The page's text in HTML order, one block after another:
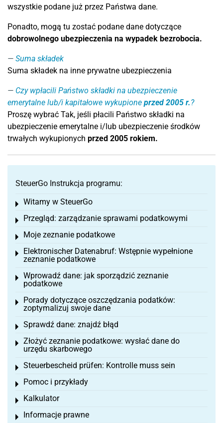
wszystkie podane już przez Państwa dane.
Ponadto, mogą tu zostać podane dane dotyczące
dobrowolnego ubezpieczenia na wypadek bezrobocia.
Suma składek
Suma składek na inne prywatne ubezpieczenia
Czy wpłacili Państwo składki na ubezpieczenie
emerytalne lub/i kapitałowe wykupione przed 2005 r.?
Proszę wybrać Tak, jeśli płacili Państwo składki na
ubezpieczenie emerytalne i/lub ubezpieczenie środków
trwałych wykupionych przed 2005 rokiem.
SteuerGo Instrukcja programu:
Witamy w SteuerGo
Toggle menu
Przegląd: zarządzanie sprawami podatkowymi
Toggle menu
Moje zeznanie podatkowe
Toggle menu
Elektronischer Datenabruf: Wstępnie wypełnione
zeznanie podatkowe
Toggle menu
Wprowadź dane: jak sporządzić zeznanie
podatkowe
Toggle menu
Porady dotyczące oszczędzania podatków:
zoptymalizuj swoje dane
Toggle menu
Sprawdź dane: znajdź błąd
Toggle menu
Złożyć zeznanie podatkowe: wysłać dane do
urzędu skarbowego
Toggle menu
Steuerbescheid prüfen: Kontrolle muss sein
Toggle menu
Pomoc i przykłady
Toggle menu
Kalkulator
Toggle menu
Informacje prawne
Toggle menu